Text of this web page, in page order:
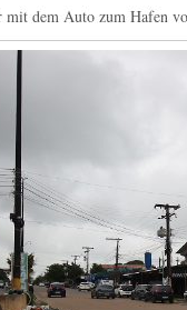
dem Auto zum Hafen